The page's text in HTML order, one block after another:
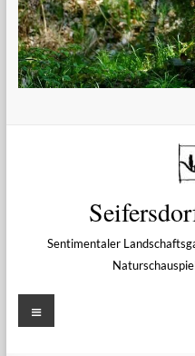
Sentimentaler
Menü